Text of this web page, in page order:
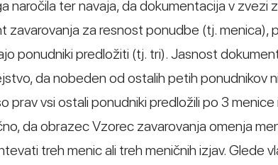
naročila ter navaja, da dokumentacija v zvezi
zavarovanja za resnost ponudbe (tj. menica),
ponudniki predložiti (tj. tri). Jasnost
da nobeden od ostalih petih ponudnikov
prav vsi ostali ponudniki predložili po 3
da obrazec Vzorec zavarovanja omenja
treh menic ali treh meničnih izjav. Glede